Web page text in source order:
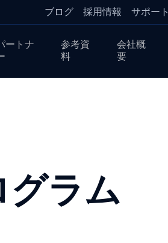
ブログ 採用情報 サポート
ートナ
参考資
料
会社概
要
グラム